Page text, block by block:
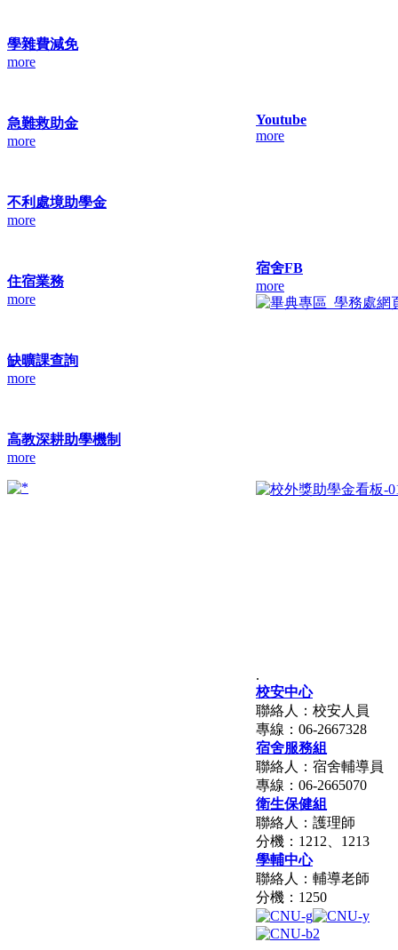
學雜費減免
more
急難救助金
more
不利處境助學金
more
住宿業務
more
缺曠課查詢
more
高教深耕助學機制
more
Youtube
more
宿舍FB
more
.
校安中心
聯絡人：校安人員
專線：06-2667328
宿舍服務組
聯絡人：宿舍輔導員
專線：06-2665070
衛生保健組
聯絡人：護理師
分機：1212、1213
學輔中心
聯絡人：輔導老師
分機：1250